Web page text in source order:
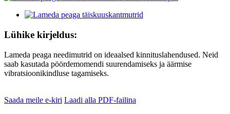
Lühike kirjeldus:
Lameda peaga needimutrid on ideaalsed kinnituslahendused. Neid
saab kasutada pöördemomendi suurendamiseks ja äärmise
vibratsioonikindluse tagamiseks.
Saada meile e-kiri Laadi alla PDF-failina